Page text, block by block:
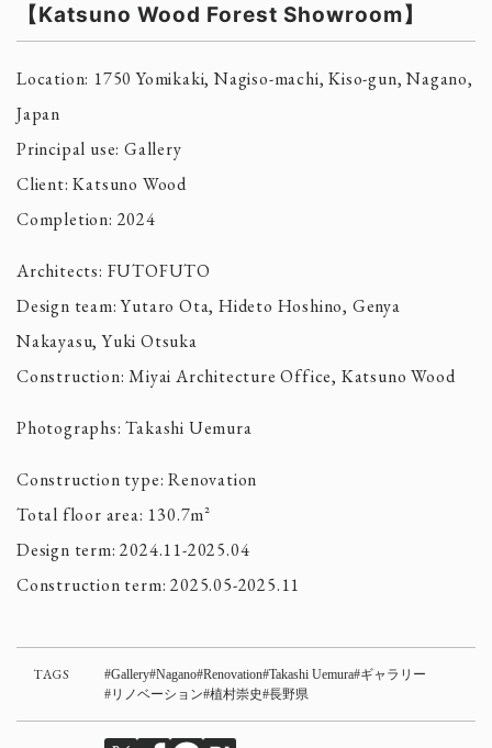
【Katsuno Wood Forest Showroom】
Location: 1750 Yomikaki, Nagiso-machi, Kiso-gun, Nagano,
Japan
Principal use: Gallery
Client: Katsuno Wood
Completion: 2024
Architects: FUTOFUTO
Design team: Yutaro Ota, Hideto Hoshino, Genya
Nakayasu, Yuki Otsuka
Construction: Miyai Architecture Office, Katsuno Wood
Photographs: Takashi Uemura
Construction type: Renovation
Total floor area: 130.7m²
Design term: 2024.11-2025.04
Construction term: 2025.05-2025.11
TAGS Gallery Nagano Renovation Takashi Uemura ギャラリー
リノベーション 植村崇史 長野県